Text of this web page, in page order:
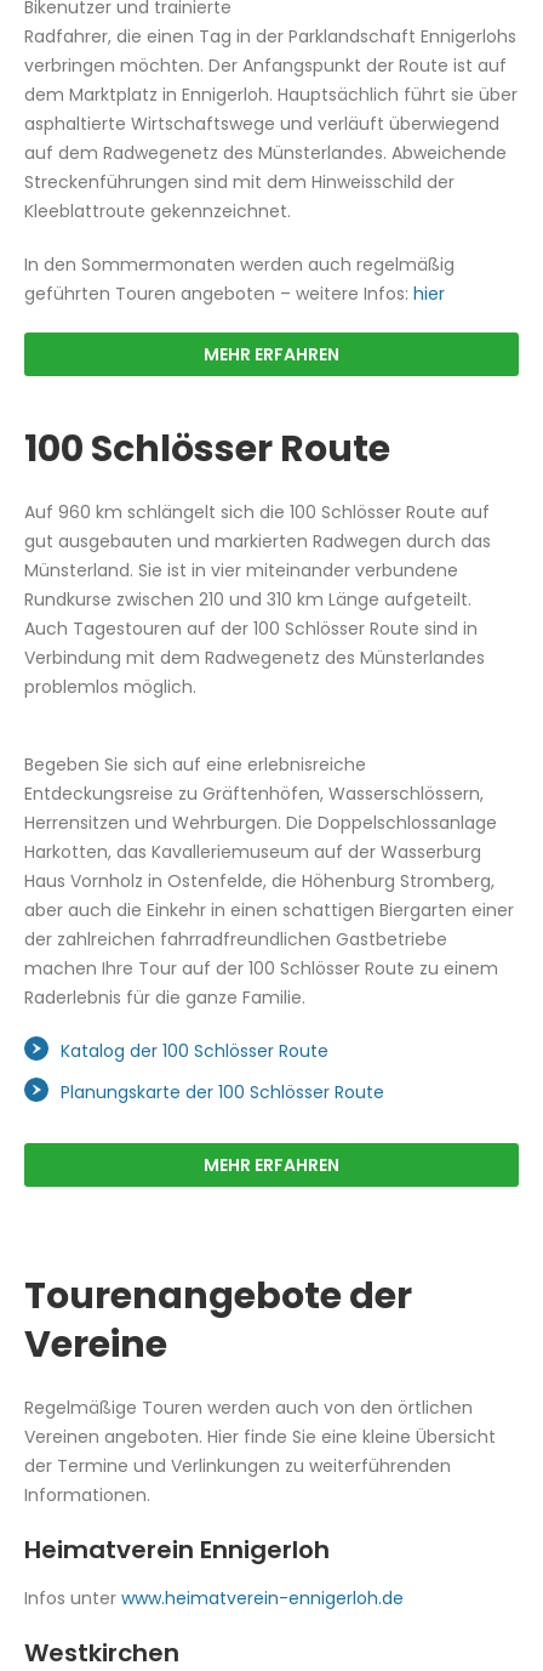
Bikenutzer und trainierte
Radfahrer, die einen Tag in der Parklandschaft Ennigerlohs
verbringen möchten. Der Anfangspunkt der Route ist auf
dem Marktplatz in Ennigerloh. Hauptsächlich führt sie über
asphaltierte Wirtschaftswege und verläuft überwiegend
auf dem Radwegenetz des Münsterlandes. Abweichende
Streckenführungen sind mit dem Hinweisschild der
Kleeblattroute gekennzeichnet.
In den Sommermonaten werden auch regelmäßig
geführten Touren angeboten – weitere Infos: hier
MEHR ERFAHREN
100 Schlösser Route
Auf 960 km schlängelt sich die 100 Schlösser Route auf
gut ausgebauten und markierten Radwegen durch das
Münsterland. Sie ist in vier miteinander verbundene
Rundkurse zwischen 210 und 310 km Länge aufgeteilt.
Auch Tagestouren auf der 100 Schlösser Route sind in
Verbindung mit dem Radwegenetz des Münsterlandes
problemlos möglich.
Begeben Sie sich auf eine erlebnisreiche
Entdeckungsreise zu Gräftenhöfen, Wasserschlössern,
Herrensitzen und Wehrburgen. Die Doppelschlossanlage
Harkotten, das Kavalleriemuseum auf der Wasserburg
Haus Vornholz in Ostenfelde, die Höhenburg Stromberg,
aber auch die Einkehr in einen schattigen Biergarten einer
der zahlreichen fahrradfreundlichen Gastbetriebe
machen Ihre Tour auf der 100 Schlösser Route zu einem
Raderlebnis für die ganze Familie.
Katalog der 100 Schlösser Route
Planungskarte der 100 Schlösser Route
MEHR ERFAHREN
Tourenangebote der
Vereine
Regelmäßige Touren werden auch von den örtlichen
Vereinen angeboten. Hier finde Sie eine kleine Übersicht
der Termine und Verlinkungen zu weiterführenden
Informationen.
Heimatverein Ennigerloh
Infos unter www.heimatverein-ennigerloh.de
Westkirchen